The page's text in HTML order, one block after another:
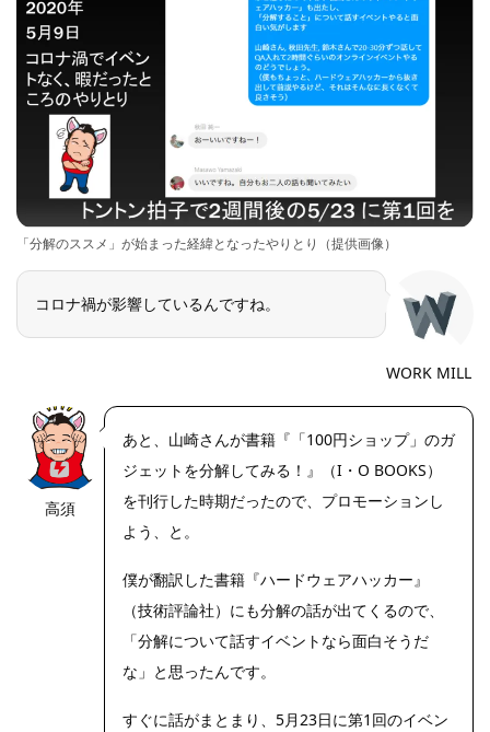
「分解のススメ」が始まった経緯となったやりとり（提供画像）
コロナ禍が影響しているんですね。
WORK MILL
https://riseph
高須
あと、山崎さんが書籍『「100円ショップ」のガ
ジェットを分解してみる！』（I・O BOOKS）
を刊行した時期だったので、プロモーションし
よう、と。
僕が翻訳した書籍『ハードウェアハッカー』
（技術評論社）にも分解の話が出てくるので、
「分解について話すイベントなら面白そうだ
な」と思ったんです。
すぐに話がまとまり、5月23日に第1回のイベン